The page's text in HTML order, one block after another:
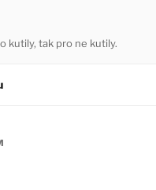
kutily, tak pro ne kutily.